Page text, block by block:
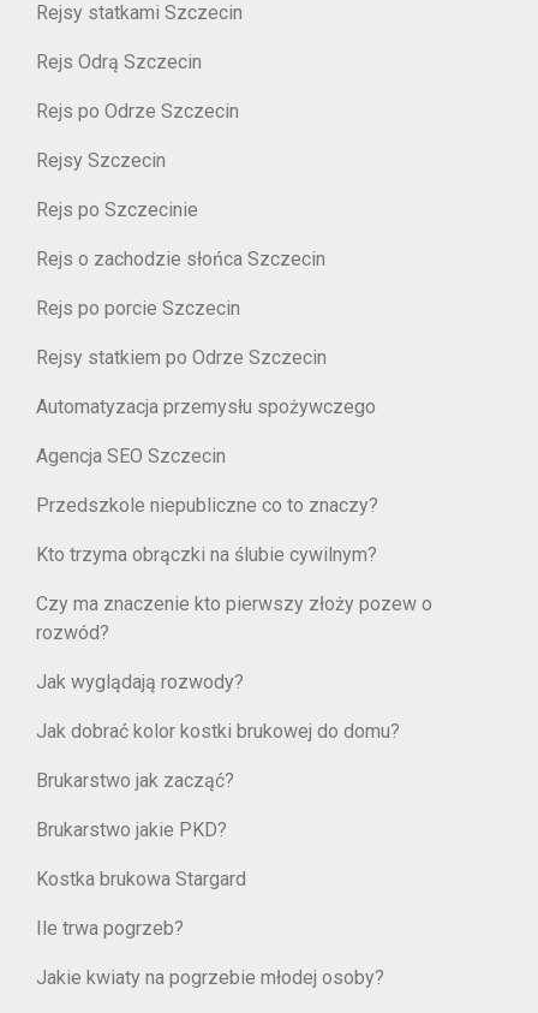
Rejsy statkami Szczecin
Rejs Odrą Szczecin
Rejs po Odrze Szczecin
Rejsy Szczecin
Rejs po Szczecinie
Rejs o zachodzie słońca Szczecin
Rejs po porcie Szczecin
Rejsy statkiem po Odrze Szczecin
Automatyzacja przemysłu spożywczego
Agencja SEO Szczecin
Przedszkole niepubliczne co to znaczy?
Kto trzyma obrączki na ślubie cywilnym?
Czy ma znaczenie kto pierwszy złoży pozew o
rozwód?
Jak wyglądają rozwody?
Jak dobrać kolor kostki brukowej do domu?
Brukarstwo jak zacząć?
Brukarstwo jakie PKD?
Kostka brukowa Stargard
Ile trwa pogrzeb?
Jakie kwiaty na pogrzebie młodej osoby?